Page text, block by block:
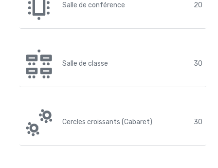
Salle de conférence 20
Salle de classe 30
Cercles croissants (Cabaret) 30